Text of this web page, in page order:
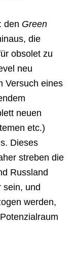
den Green
die
obsolet zu
neu
Versuch eines
neuen
etc.)
Dieses
streben die
Russland
sein, und
werden,